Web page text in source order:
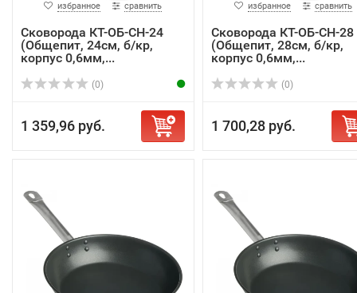
избранное сравнить
Сковорода КТ-ОБ-СН-24
(Общепит, 24см, б/кр,
корпус 0,6мм,...
(0)
1 359,96 руб.
избранное сравнить
Сковорода КТ-ОБ-СН-28
(Общепит, 28см, б/кр,
корпус 0,6мм,...
(0)
1 700,28 руб.